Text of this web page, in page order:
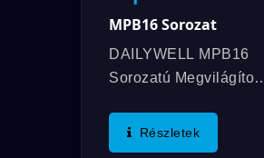
MPB16 Sorozat
DAILYWELL MPB16
Sorozatú Megvilágított
Kapcsolók Hosszú
Élettartamot, IP67
Részletek